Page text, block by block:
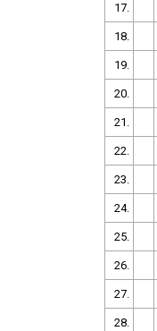
17.
18.
19.
20.
21.
22.
23.
24.
25.
26.
27.
28.